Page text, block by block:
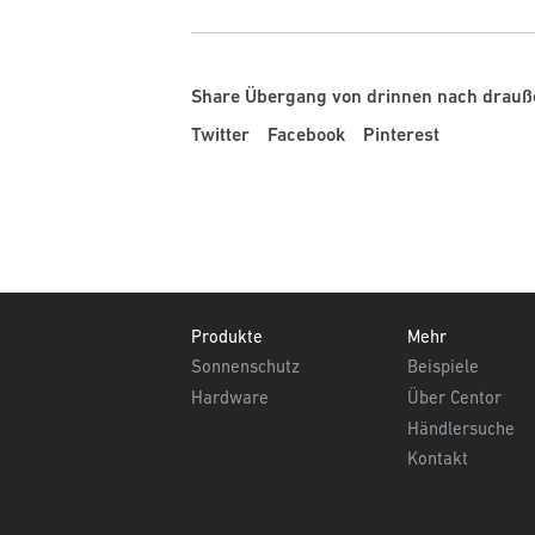
Share Übergang von drinnen nach
Twitter
Facebook Pinterest
Footer
Produkte
Sonnenschutz
Hardware
Mehr
Beispiele
Über Centor
Händlersuche
Kontakt